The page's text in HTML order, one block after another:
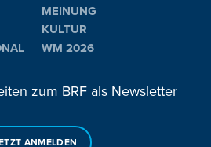
MEINUNG
KULTUR
WM 2026
zum BRF als Newsletter
ANMELDEN